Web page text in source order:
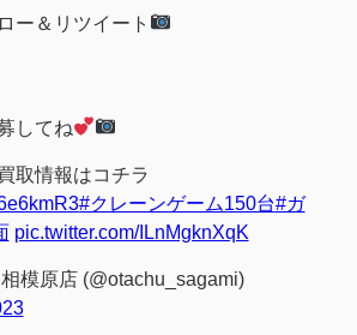
ー＆リツイート
してね
取情報はコチラ
#クレーンゲーム150台#ガ
pic.twitter.com/ILnMgknXqK
模原店 (@otachu_sagami)